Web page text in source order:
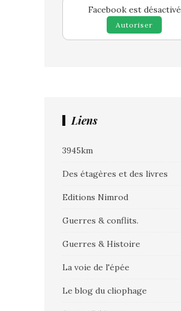
Facebook est désactivé
Autoriser
Liens
3945km
Des étagères et des livres
Editions Nimrod
Guerres & conflits.
Guerres & Histoire
La voie de l'épée
Le blog du cliophage